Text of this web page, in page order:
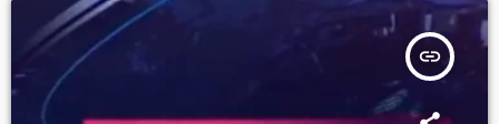
insert_link